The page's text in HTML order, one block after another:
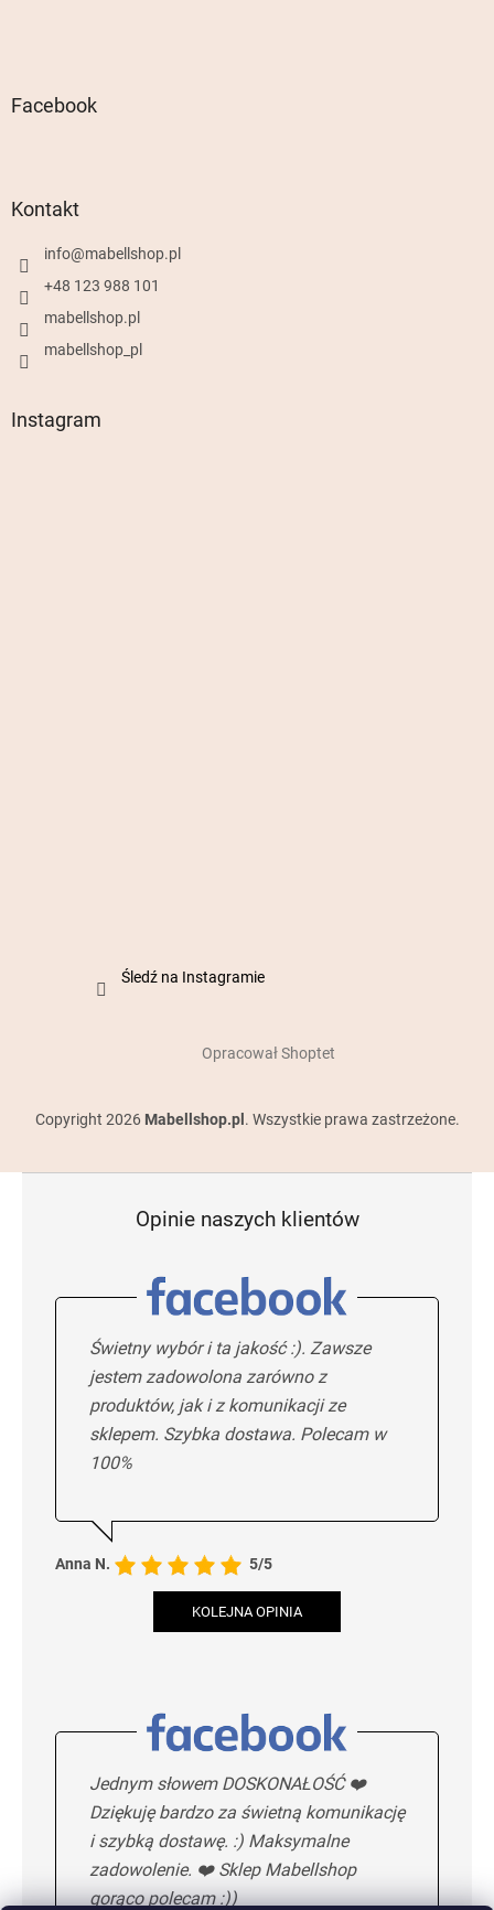
Facebook
Kontakt
info@mabellshop.pl
+48 123 988 101
mabellshop.pl
mabellshop_pl
Instagram
Śledź na Instagramie
Opracował Shoptet
Copyright 2026 Mabellshop.pl . Wszystkie prawa zastrzeżone.
Opinie naszych klientów
Świetny wybór i ta jakość :). Zawsze
jestem zadowolona zarówno z
produktów, jak i z komunikacji ze
sklepem. Szybka dostawa. Polecam w
100%
Anna N. 5/5
KOLEJNA OPINIA
Jednym słowem DOSKONAŁOŚĆ ❤️
Dziękuję bardzo za świetną komunikację
i szybką dostawę. :) Maksymalne
zadowolenie. ❤️ Sklep Mabellshop
gorąco polecam :))